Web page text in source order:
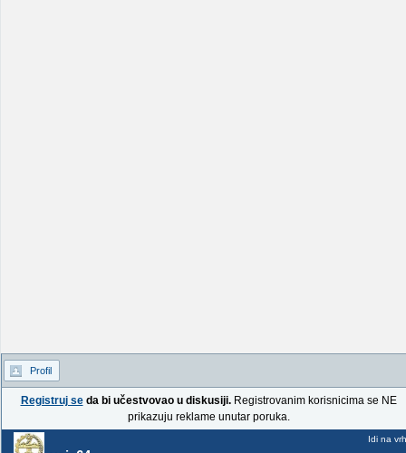
Profil
Registruj seda bi učestvovao u diskusiji.Registrovanim korisnicima se NE
prikazuju reklame unutar poruka.
Idi na vrh